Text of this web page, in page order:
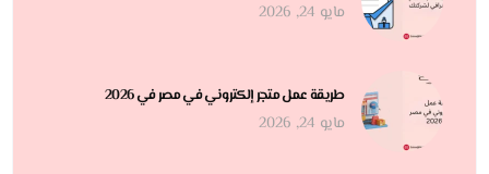
مايو 24, 2026
طريقة عمل متجر إلكتروني في مصر في 2026
مايو 24, 2026